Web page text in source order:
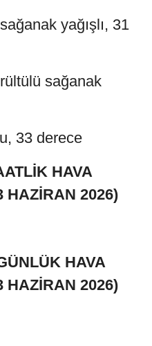
yağışlı, 31
sağanak
33 derece
HAVA
HAZİRAN 2026)
HAVA
HAZİRAN 2026)